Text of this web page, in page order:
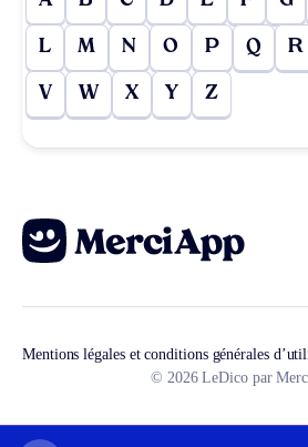
L M N O P Q R
V W X Y Z
Mentions légales et conditions générales
© 2026 LeDico par